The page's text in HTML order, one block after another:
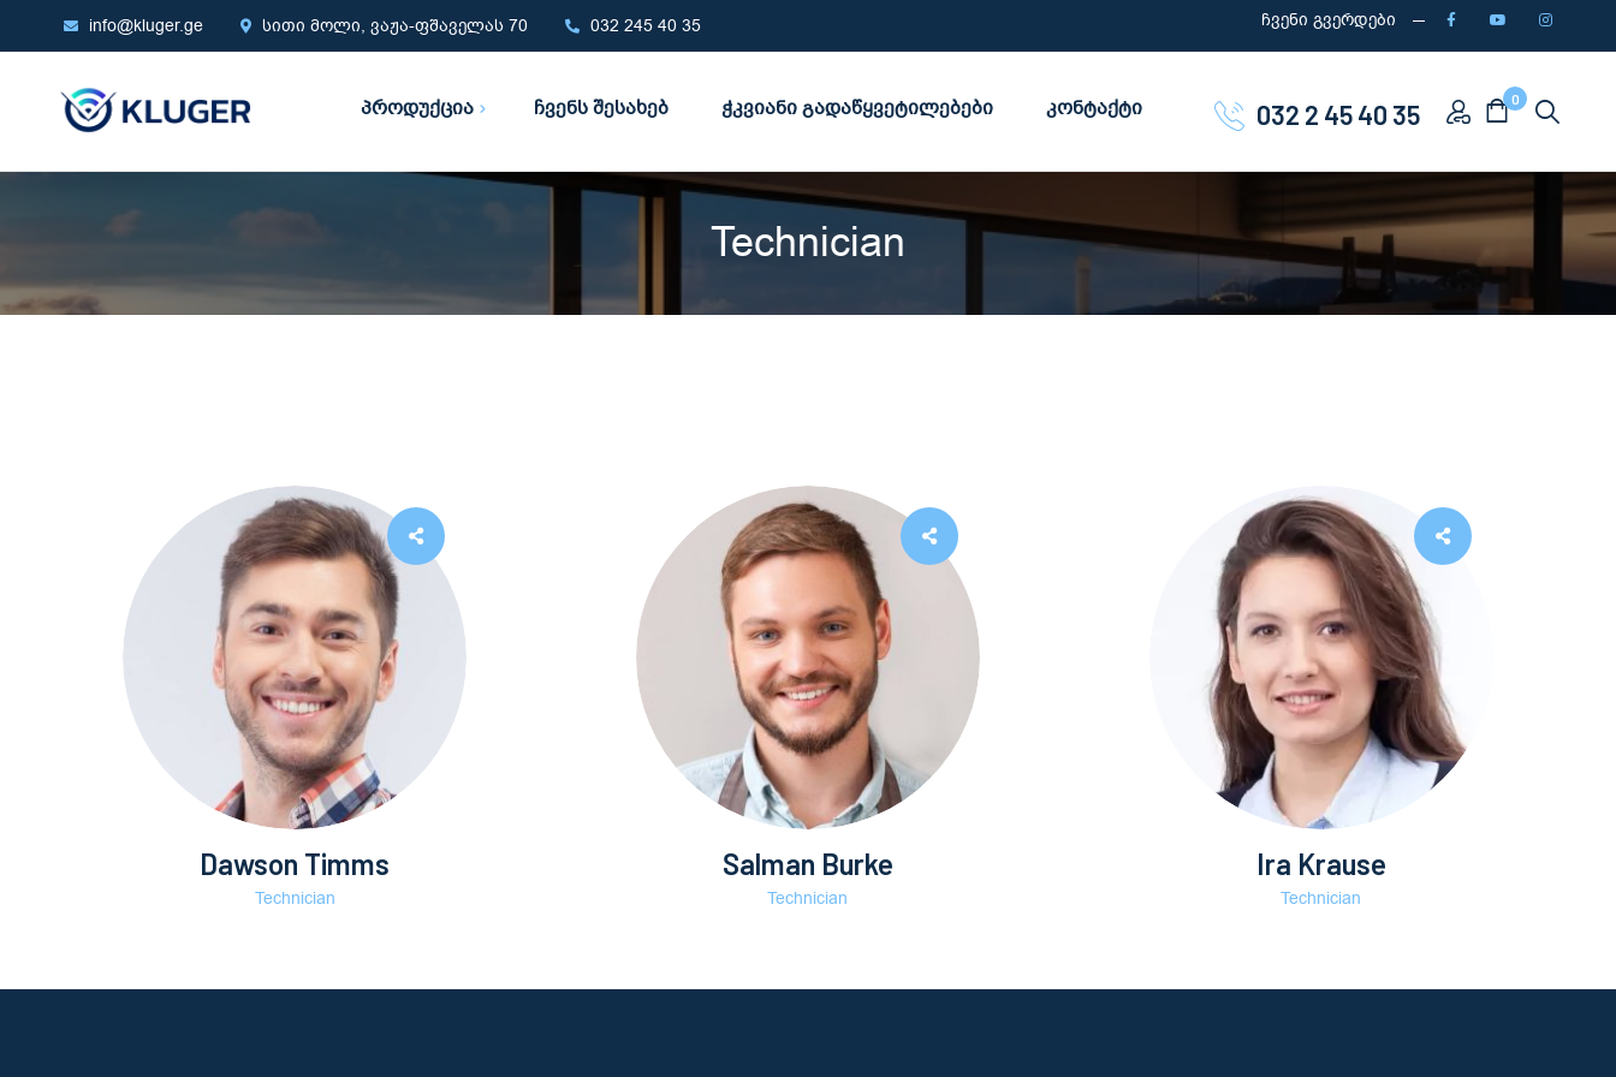
info@kluger.ge სითი მოლი, ვაჟა-ფშაველას 70 032 245 40 35 ჩვენი გვერდები
პროდუქცია ჩვენს შესახებ ჭკვიანი გადაწყვეტილებები კონტაქტი 032 2 45 40 35 0
Technician
Dawson Timms
Technician
Salman Burke
Technician
Ira Krause
Technician